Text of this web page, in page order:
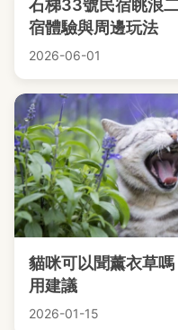
石梯33號民宿眺浪
宿體驗與周邊玩法
2026-06-01
貓咪可以聞薰衣草
用建議
2026-01-15